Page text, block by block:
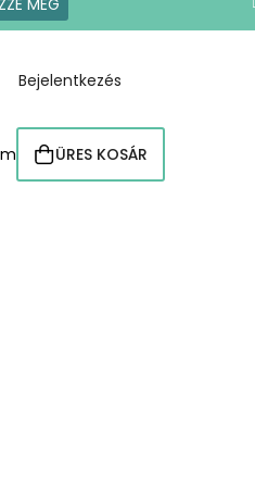
MEG
Bejelentkezés
KOSÁR
ÜRES KOSÁR